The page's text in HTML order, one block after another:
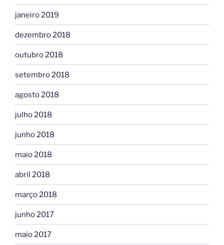
janeiro 2019
dezembro 2018
outubro 2018
setembro 2018
agosto 2018
julho 2018
junho 2018
maio 2018
abril 2018
março 2018
junho 2017
maio 2017